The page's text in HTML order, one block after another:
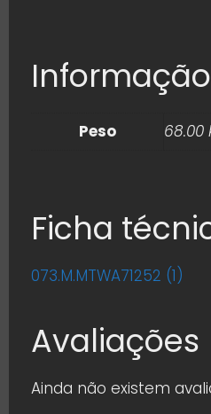
Peso 68.00
Ficha
073.M.MTWA71252 (1)
Avaliações
Ainda não existem